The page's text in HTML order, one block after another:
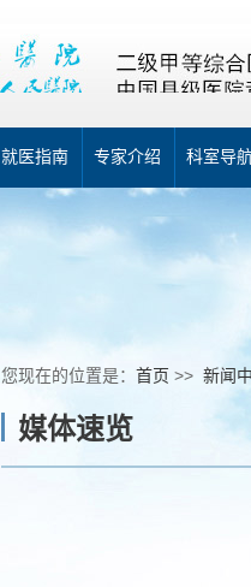
就医指南 专家介绍 科室导
您现在的位置是： 首页 >> 新闻
媒体速览